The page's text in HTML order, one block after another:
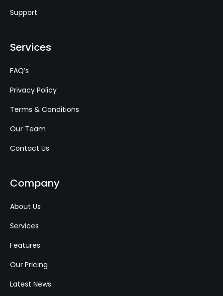
Support
Services
FAQ’s
Privacy Policy
Terms & Conditions
Our Team
Contact Us
Company
About Us
Services
Features
Our Pricing
Latest News